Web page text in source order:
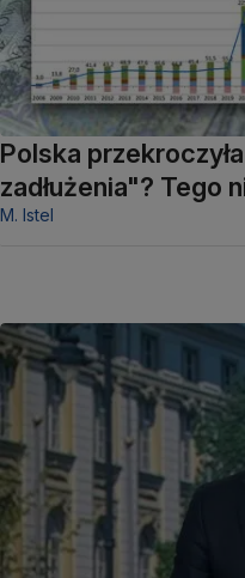
Polska
zadłużenia"? Tego
M. Istel